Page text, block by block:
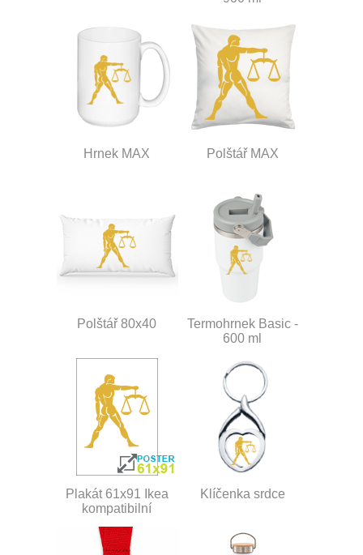
Hrnek MAX Polštář MAX
Polštář 80x40
Termohrnek Basic -
600 ml
Plakát 61x91 Ikea
kompatibilní
Klíčenka srdce